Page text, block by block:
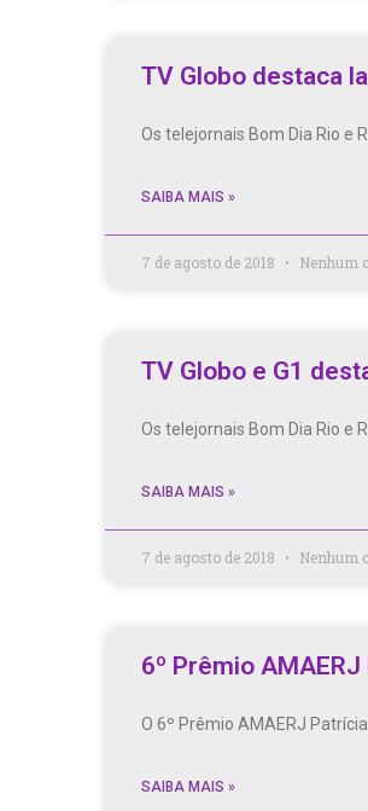
TV Globo destaca
Os telejornais Bom Dia Rio e
SAIBA MAIS »
7 de agosto de 2018 Nenhum
TV Globo e G1
Os telejornais Bom Dia Rio e
SAIBA MAIS »
7 de agosto de 2018 Nenhum
6º Prêmio
O 6º Prêmio AMAERJ
SAIBA MAIS »